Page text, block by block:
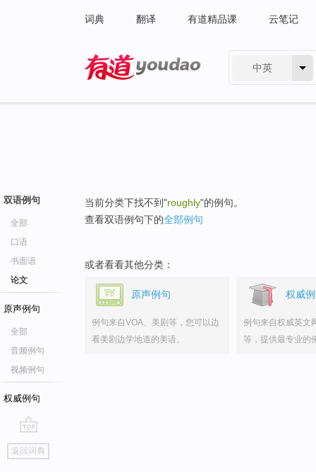
词典 翻译 有道精品课 云笔记
中英
双语例句
全部
口语
书面语
论文
原声例句
全部
音频例句
视频例句
权威例句
go
top
返回词典
当前分类下找不到"roughly"的例句。
查看双语例句下的全部例句
或者看看其他分类：
原声例句
例句来自VOA、美剧等，您可以边
看美剧边学地道的美语。
权威
例句来自权威英文
等，提供最专业的